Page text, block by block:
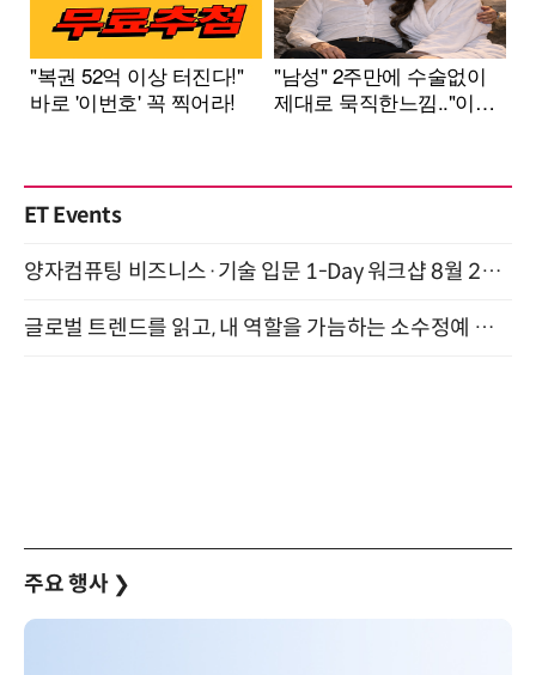
ET Events
양자컴퓨팅 비즈니스·기술 입문 1-Day 워크샵 8월 28일 개최
글로벌 트렌드를 읽고, 내 역할을 가늠하는 소수정예 실습 워크숍 (8/28)
주요 행사 ❯